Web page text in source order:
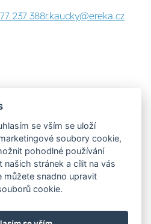
237 388r.kaucky@ereka.cz
se vším se uloží
soubory cookie,
pohodlné používání
stránek a cílit na vás
můžete snadno upravit
cookie.